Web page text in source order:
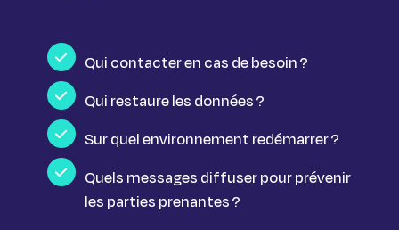
Qui contacter en cas de besoin ?
Qui restaure les données ?
Sur quel environnement redémarrer ?
Quels messages diffuser pour prévenir
les parties prenantes ?